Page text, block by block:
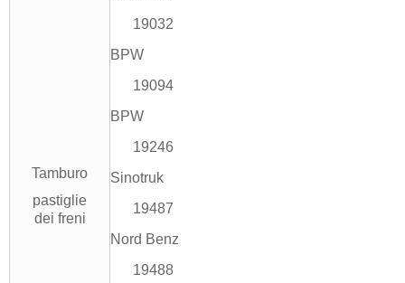
Tamburo
pastiglie
dei freni
19032
BPW
19094
BPW
19246
Sinotruk
19487
Nord Benz
19488